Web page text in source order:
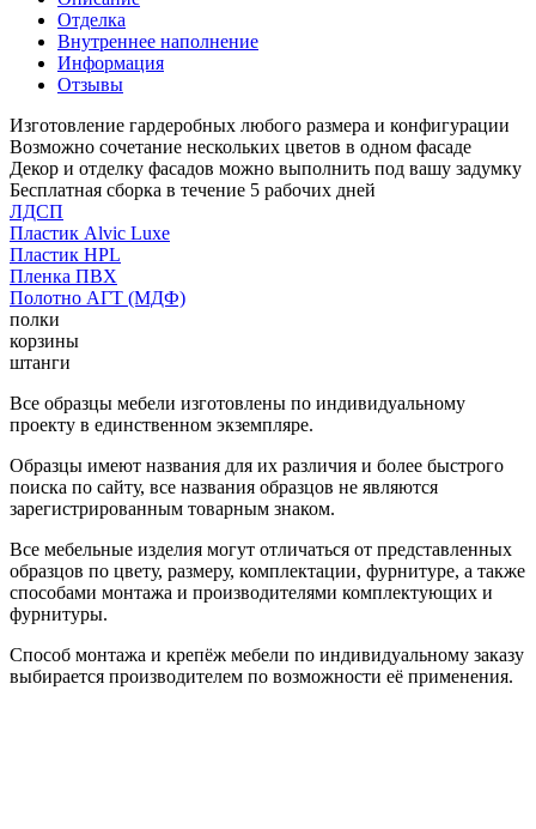
Отделка
Внутреннее наполнение
Информация
Отзывы
Изготовление гардеробных любого размера и конфигурации
Возможно сочетание нескольких цветов в одном фасаде
Декор и отделку фасадов можно выполнить под вашу задумку
Бесплатная сборка в течение 5 рабочих дней
ЛДСП
Пластик Alvic Luxe
Пластик HPL
Пленка ПВХ
Полотно АГТ (МДФ)
полки
корзины
штанги
Все образцы мебели изготовлены по индивидуальному
проекту в единственном экземпляре.
Образцы имеют названия для их различия и более быстрого
поиска по сайту, все названия образцов не являются
зарегистрированным товарным знаком.
Все мебельные изделия могут отличаться от представленных
образцов по цвету, размеру, комплектации, фурнитуре, а также
способами монтажа и производителями комплектующих и
фурнитуры.
Способ монтажа и крепёж мебели по индивидуальному заказу
выбирается производителем по возможности её применения.